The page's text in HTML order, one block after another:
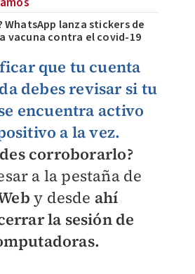
WhatsApp lanza stickers de
vacuna contra el covid-19
que tu cuenta
debes revisar si tu
encuentra activo
a la vez.
corroborarlo?
a la pestaña de
y desde ahí
la sesión de